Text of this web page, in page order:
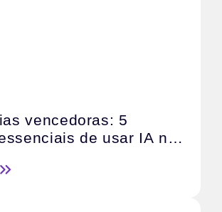
vencedoras: 5
de usar IA no